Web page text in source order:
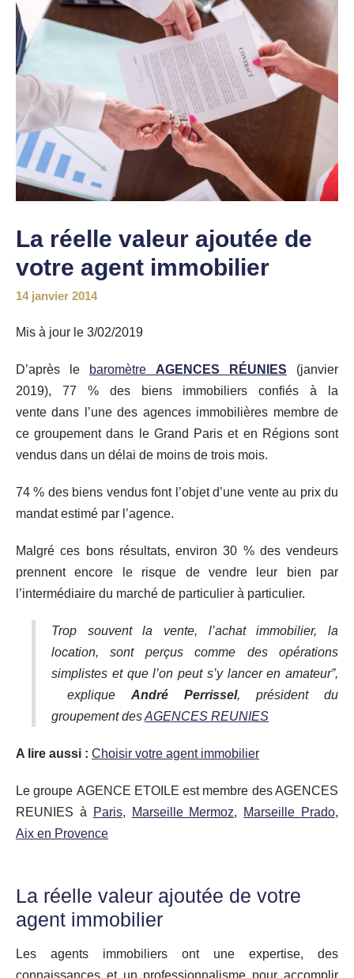
La réelle valeur ajoutée de
votre agent immobilier
14 janvier 2014
Mis à jour le 3/02/2019
D’après le baromètre AGENCES RÉUNIES (janvier
2019), 77 % des biens immobiliers confiés à la
vente dans l’une des agences immobilières membre de
ce groupement dans le Grand Paris et en Régions sont
vendus dans un délai de moins de trois mois.
74 % des biens vendus font l’objet d’une vente au prix du
mandat estimé par l’agence.
Malgré ces bons résultats, environ 30 % des vendeurs
prennent encore le risque de vendre leur bien par
l’intermédiaire du marché de particulier à particulier.
Trop souvent la vente, l’achat immobilier, la
location, sont perçus comme des opérations
simplistes et que l’on peut s’y lancer en amateur”,
explique André Perrissel, président du
groupement desAGENCES REUNIES
A lire aussi : Choisir votre agent immobilier
Le groupe AGENCE ETOILE est membre des AGENCES
REUNIES à
Paris, Marseille Mermoz, Marseille Prado,
Aix en Provence
La réelle valeur ajoutée de votre
agent immobilier
Les agents immobiliers ont une expertise, des